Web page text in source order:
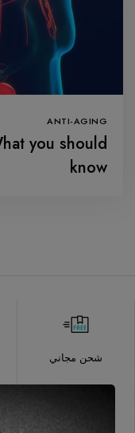
ANTI-AGING
you should
know
شحن مجاني